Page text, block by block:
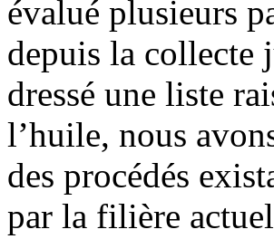
évalué plusieurs
depuis la collecte
dressé une liste
l’huile, nous
des procédés
par la filière